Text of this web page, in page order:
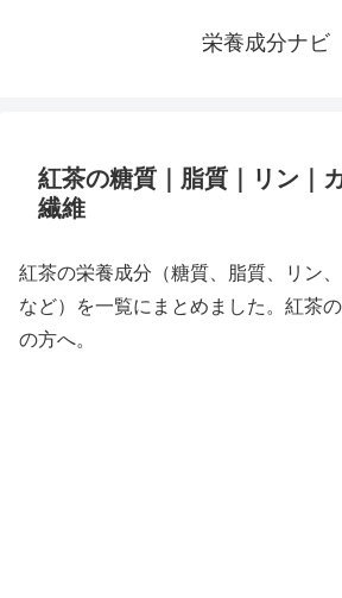
栄養成分ナビ
紅茶の糖質｜脂質｜リン｜
繊維
紅茶の栄養成分（糖質、脂質、リン
など）を一覧にまとめました。紅茶
の方へ。